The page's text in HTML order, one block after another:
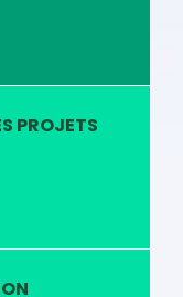
PROJETS